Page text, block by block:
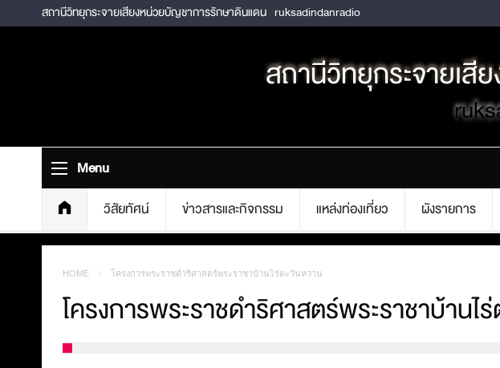
สถานีวิทยุกระจายเสียงหน่วยบัญชาการรักษาดินแดน ruksadindanradio
สถานีวิทยุกระจายเ
Menu
วิสัยทัศน์
ข่าวสารและกิจกรรม แหล่งท่องเที่ยว ผังรายการ
HOME CURRENT:
โครงการพระราชดำริศาสตร์พระราชาบ้านไร่ตะวันหวาน
โครงการพระราชดำริศาสตร์พระราชาบ้านไ